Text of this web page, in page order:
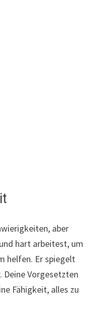
aber
hart arbeitest, um
helfen. Er spiegelt
Deine Vorgesetzten
Fähigkeit, alles zu